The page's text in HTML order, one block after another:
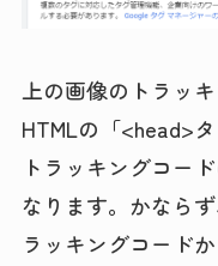
上の画像のトラッ
HTMLの「<head>
トラッキングコー
なります。かなら
ラッキングコード